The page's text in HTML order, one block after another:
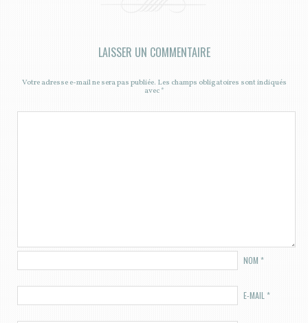
LAISSER UN COMMENTAIRE
Votre adresse e-mail ne sera pas publiée. Les champs obligatoires sont indiqués
avec*
NOM *
E-MAIL *